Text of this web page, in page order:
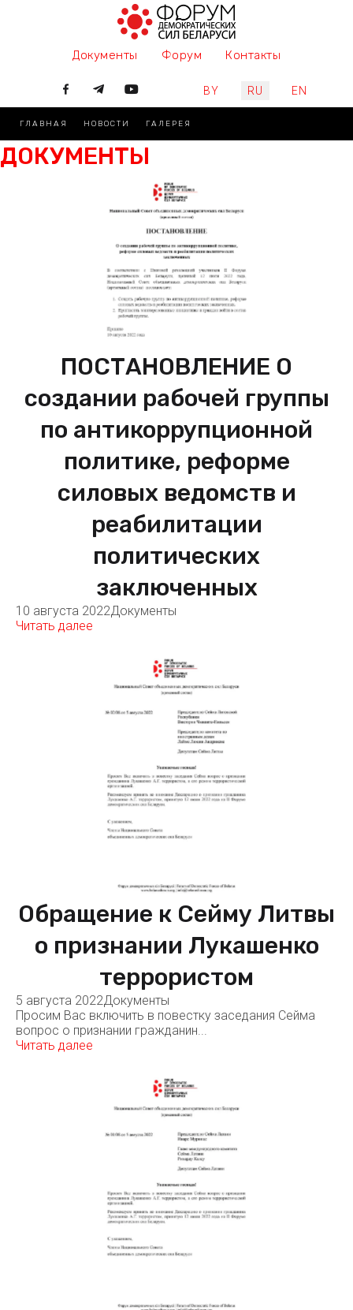
Документы Форум Контакты
Выберите язык
BY RU EN
ГЛАВНАЯ НОВОСТИ ГАЛЕРЕЯ
ДОКУМЕНТЫ
ПОСТАНОВЛЕНИЕ О
создании рабочей группы
по антикоррупционной
политике, реформе
силовых ведомств и
реабилитации
политических
заключенных
10 августа 2022Документы
Читать далее
Обращение к Сейму Литвы
о признании Лукашенко
террористом
5 августа 2022Документы
Просим Вас включить в повестку заседания Сейма
вопрос о признании гражданин...
Читать далее